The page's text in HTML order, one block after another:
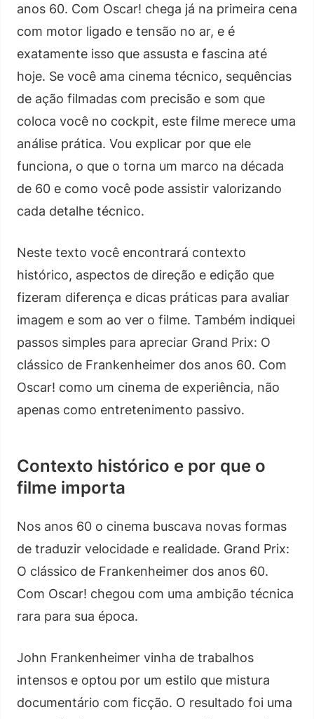
anos 60. Com Oscar! chega já na primeira cena
com motor ligado e tensão no ar, e é
exatamente isso que assusta e fascina até
hoje. Se você ama cinema técnico, sequências
de ação filmadas com precisão e som que
coloca você no cockpit, este filme merece uma
análise prática. Vou explicar por que ele
funciona, o que o torna um marco na década
de 60 e como você pode assistir valorizando
cada detalhe técnico.
Neste texto você encontrará contexto
histórico, aspectos de direção e edição que
fizeram diferença e dicas práticas para avaliar
imagem e som ao ver o filme. Também indiquei
passos simples para apreciar Grand Prix: O
clássico de Frankenheimer dos anos 60. Com
Oscar! como um cinema de experiência, não
apenas como entretenimento passivo.
Contexto histórico e por que o
filme importa
Nos anos 60 o cinema buscava novas formas
de traduzir velocidade e realidade. Grand Prix:
O clássico de Frankenheimer dos anos 60.
Com Oscar! chegou com uma ambição técnica
rara para sua época.
John Frankenheimer vinha de trabalhos
intensos e optou por um estilo que mistura
documentário com ficção. O resultado foi uma